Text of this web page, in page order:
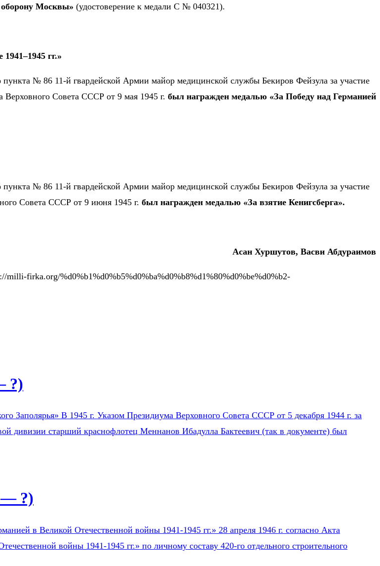
Москвы» (удостоверение к медали С № 040321).
гг.»
пункта № 86 11-й гвардейской Армии майор медицинской службы Бекиров Фейзула за участие
Совета СССР от 9 мая 1945 г. был награжден медалью «За Победу над Германией
пункта № 86 11-й гвардейской Армии майор медицинской службы Бекиров Фейзула за участие
Совета СССР от 9 июня 1945 г. был награжден медалью «За взятие Кенигсберга».
Асан Хуршутов, Васви Абдураимов
milli-firka.org/%d0%b1%d0%b5%d0%ba%d0%b8%d1%80%d0%be%d0%b2-
?)
Заполярья» В 1945 г. Указом Президиума Верховного Совета СССР от 5 декабря 1944 г. за
дивизии старший краснофлотец Меннанов Ибадулла Бактеевич (так в документе) был
— ?)
в Великой Отечественной войны 1941-1945 гг.» 28 апреля 1946 г. согласно Акта
войны 1941-1945 гг.» по личному составу 420-го отдельного строительного